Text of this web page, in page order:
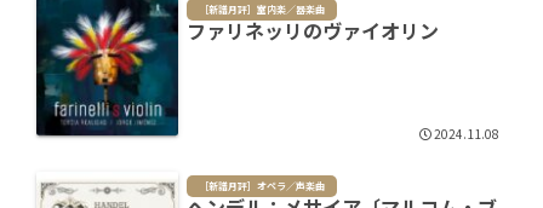
［新譜月評］室内楽／器楽曲
ファリネッリのヴァイオリン
2024.11.08
［新譜月評］オペラ／声楽曲